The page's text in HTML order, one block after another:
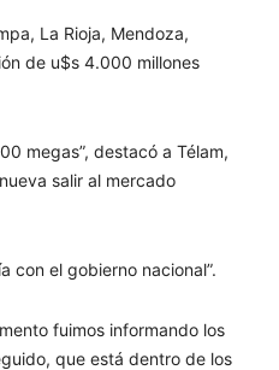
La Rioja, Mendoza,
de u$s 4.000 millones
megas”, destacó a Télam,
salir al mercado
con el gobierno nacional”.
fuimos informando los
que está dentro de los